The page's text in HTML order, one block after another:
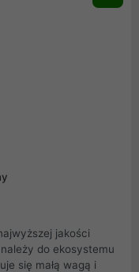
jakości
do ekosystemu
się małą wagą i